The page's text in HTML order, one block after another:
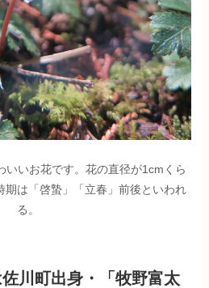
いいお花です。花の直径が1cmくら
期は「啓蟄」「立春」前後といわれ
る。
川町出身・「牧野富太